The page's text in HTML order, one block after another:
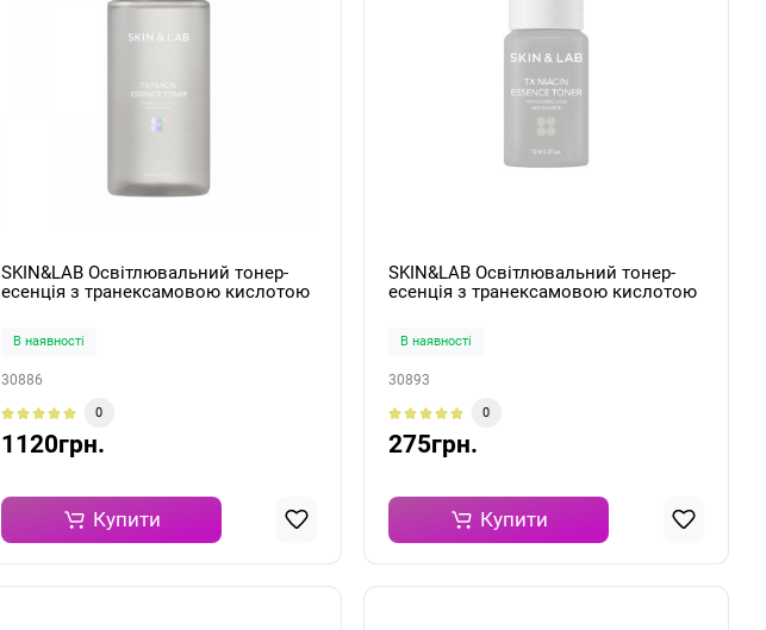
SKIN&LAB Освітлювальний тонер-
есенція з транексамовою кислотою
В наявності
30886
0
1120грн.
Купити
SKIN&LAB Освітлювальний тонер-
есенція з транексамовою кислотою
В наявності
30893
0
275грн.
Купити